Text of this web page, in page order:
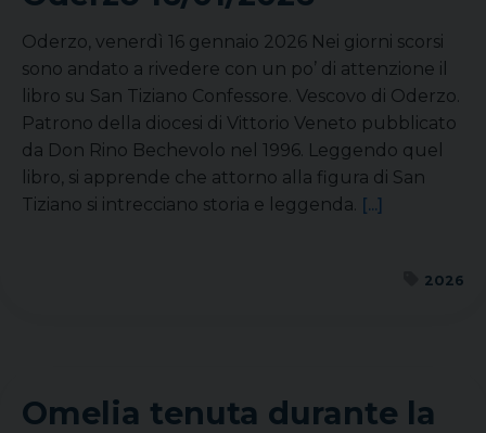
Oderzo, venerdì 16 gennaio 2026 Nei giorni scorsi
sono andato a rivedere con un po’ di attenzione il
libro su San Tiziano Confessore. Vescovo di Oderzo.
Patrono della diocesi di Vittorio Veneto pubblicato
da Don Rino Bechevolo nel 1996. Leggendo quel
libro, si apprende che attorno alla figura di San
Tiziano si intrecciano storia e leggenda. [...]
2026
Omelia tenuta durante la